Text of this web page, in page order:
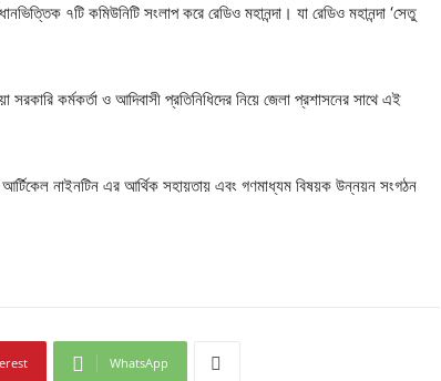
৭টি কমিউনিটি সংলাপ করে রেডিও মহানন্দা। যা রেডিও মহানন্দা ‘সেতু
কর্মকর্তা ও আদিবাসী প্রতিনিধিদের নিয়ে জেলা প্রশাসনের সাথে এই
নাইনটিন এর আর্থিক সহায়তায় এবং গণমাধ্যম বিষয়ক উন্নয়ন সংগঠন
WhatsApp